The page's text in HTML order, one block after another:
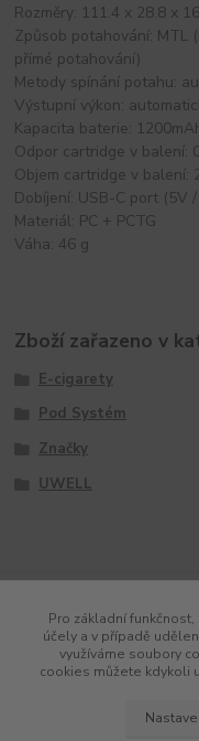
Rozměry: 111.4 x 28.8 x
Způsob potahování: MTL
přímé potahování)
Metody spínání potahu:
Výstupní výkon:
Kapacita baterie:
Odpor cartridge v balení:
Objem cartridge v balení:
Dobíjení: USB-C port (5V
Materiál: PC + PCTG
Váha: 46 g
Zboží zařazeno v
E-cigarety
Pod Systém
Značky
UWELL
Pro základní
účely a v případě
využíváme soubory
cookies můžete kdykoli